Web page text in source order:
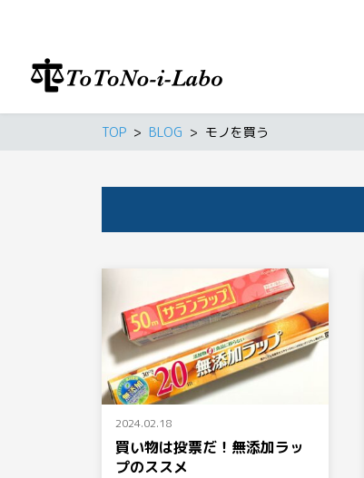
TOP BLOG モノを買う
2024.02.18
買い物は投票だ！無添加ラッ
プのススメ